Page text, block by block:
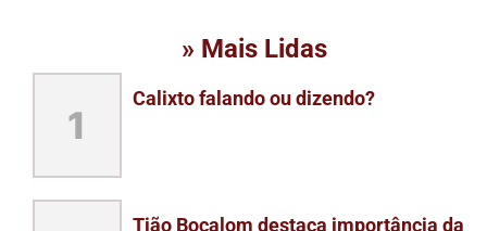
» Mais Lidas
1
Calixto falando ou dizendo?
Tião Bocalom destaca importância da